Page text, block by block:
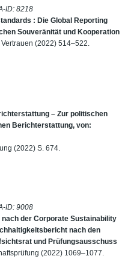
ID: 8218
: Die Global Reporting
Souveränität und Kooperation
(2022) 514–522.
– Zur politischen
Berichterstattung, von:
(2022) S. 674.
ID: 9008
der Corporate Sustainability
nach den
und Prüfungsausschuss
(2022) 1069–1077.